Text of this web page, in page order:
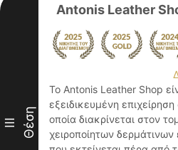
III Θέση
Antonis Leather
Το Antonis Leather Shop
εξειδικευμένη
οποία διακρίνεται στον
χειροποίητων δερμάτινων